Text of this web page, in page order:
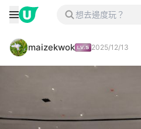
maizekwok 2025/12/13